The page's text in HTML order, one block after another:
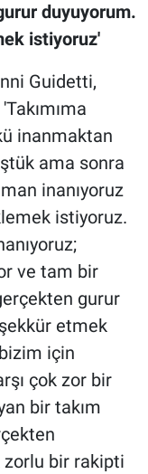
duyuyorum.
istiyoruz'
Guidetti,
inanmaktan
ama sonra
inanıyoruz
istiyoruz.
ve tam bir
gurur
etmek
için
çok zor bir
bir takım
bir rakipti